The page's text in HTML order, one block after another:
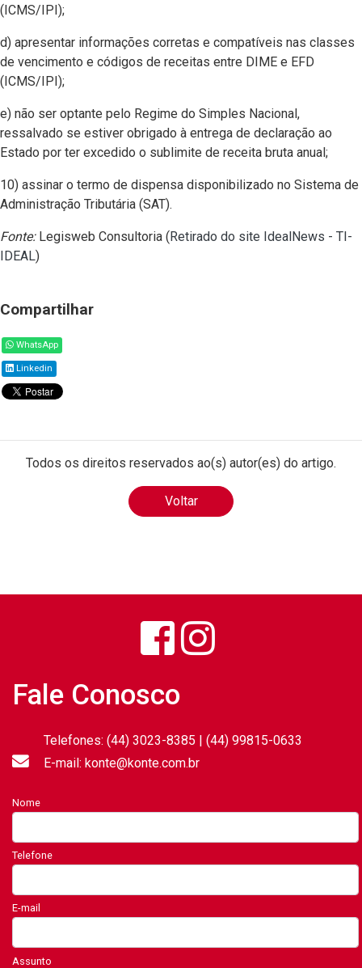
(ICMS/IPI);
d) apresentar informações corretas e compatíveis nas classes
de vencimento e códigos de receitas entre DIME e EFD
(ICMS/IPI);
e) não ser optante pelo Regime do Simples Nacional,
ressalvado se estiver obrigado à entrega de declaração ao
Estado por ter excedido o sublimite de receita bruta anual;
10) assinar o termo de dispensa disponibilizado no Sistema de
Administração Tributária (SAT).
Fonte:Legisweb Consultoria (Retirado do site IdealNews - TI-
IDEAL)
Compartilhar
WhatsApp
Linkedin
Todos os direitos reservados ao(s) autor(es) do artigo.
Voltar
Fale Conosco
Telefones: (44) 3023-8385 | (44) 99815-0633
E-mail: konte@konte.com.br
Nome
Telefone
E-mail
Assunto